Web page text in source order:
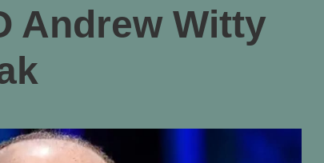
Andrew Witty